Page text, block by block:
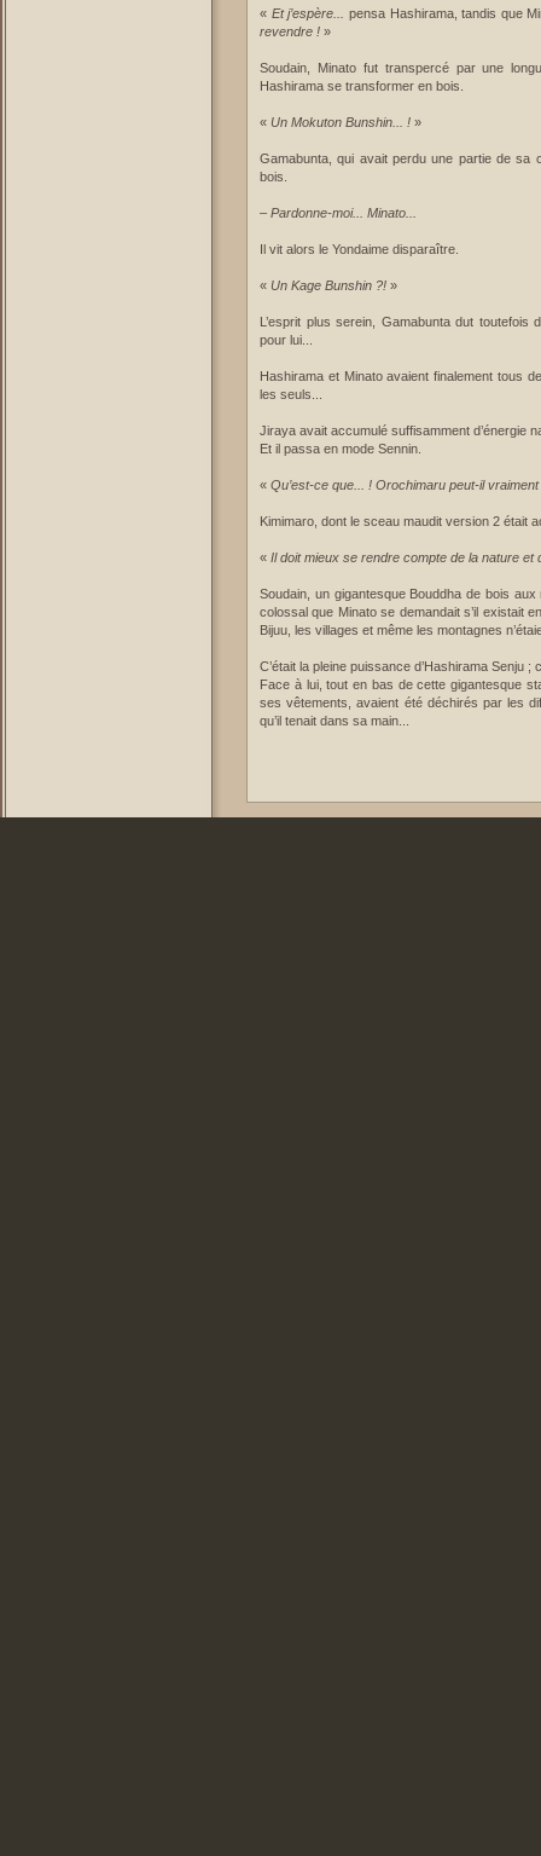
« Et j’espère...
pensa Hashirama, tandis que
revendre ! »
Soudain, Minato fut transpercé par une
Hashirama se transformer en bois.
« Un Mokuton Bunshin... ! »
Gamabunta, qui avait perdu une partie de sa
bois.
– Pardonne-moi... Minato...
Il vit alors le Yondaime disparaître.
« Un Kage Bunshin ?! »
L’esprit plus serein, Gamabunta dut
pour lui...
Hashirama et Minato avaient finalement tous
les seuls...
Jiraya avait accumulé suffisamment d’énergie
Et il passa en mode Sennin.
« Qu’est-ce que... ! Orochimaru peut-il
Kimimaro, dont le sceau maudit version 2 était
« Il doit mieux se rendre compte de la nature
Soudain, un gigantesque Bouddha de bois
colossal que Minato se demandait s’il existait
Bijuu, les villages et même les montagnes
C’était la pleine puissance d’Hashirama Senju
Face à lui, tout en bas de cette gigantesque
ses vêtements, avaient été déchirés par les
qu’il tenait dans sa main...